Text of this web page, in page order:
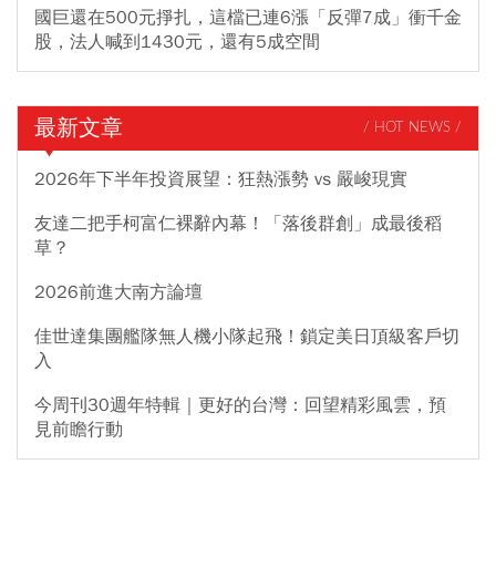
國巨還在500元掙扎，這檔已連6漲「反彈7成」衝千金
股，法人喊到1430元，還有5成空間
最新文章 / HOT NEWS /
2026年下半年投資展望：狂熱漲勢 vs 嚴峻現實
友達二把手柯富仁裸辭內幕！「落後群創」成最後稻
草？
2026前進大南方論壇
佳世達集團艦隊無人機小隊起飛！鎖定美日頂級客戶切
入
今周刊30週年特輯｜更好的台灣：回望精彩風雲，預
見前瞻行動